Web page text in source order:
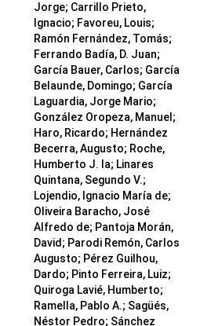
Jorge; Carrillo Prieto,
Ignacio; Favoreu, Louis;
Ramón Fernández, Tomás;
Ferrando Badía, D. Juan;
García Bauer, Carlos; García
Belaunde, Domingo; García
Laguardia, Jorge Mario;
González Oropeza, Manuel;
Haro, Ricardo; Hernández
Becerra, Augusto; Roche,
Humberto J. la; Linares
Quintana, Segundo V.;
Lojendio, Ignacio María de;
Oliveira Baracho, José
Alfredo de; Pantoja Morán,
David; Parodi Remón, Carlos
Augusto; Pérez Guilhou,
Dardo; Pinto Ferreira, Luiz;
Quiroga Lavié, Humberto;
Ramella, Pablo A.; Sagüés,
Néstor Pedro; Sánchez